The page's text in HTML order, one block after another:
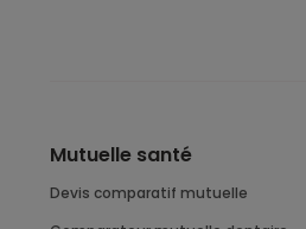
Mutuelle santé
Devis comparatif mutuelle